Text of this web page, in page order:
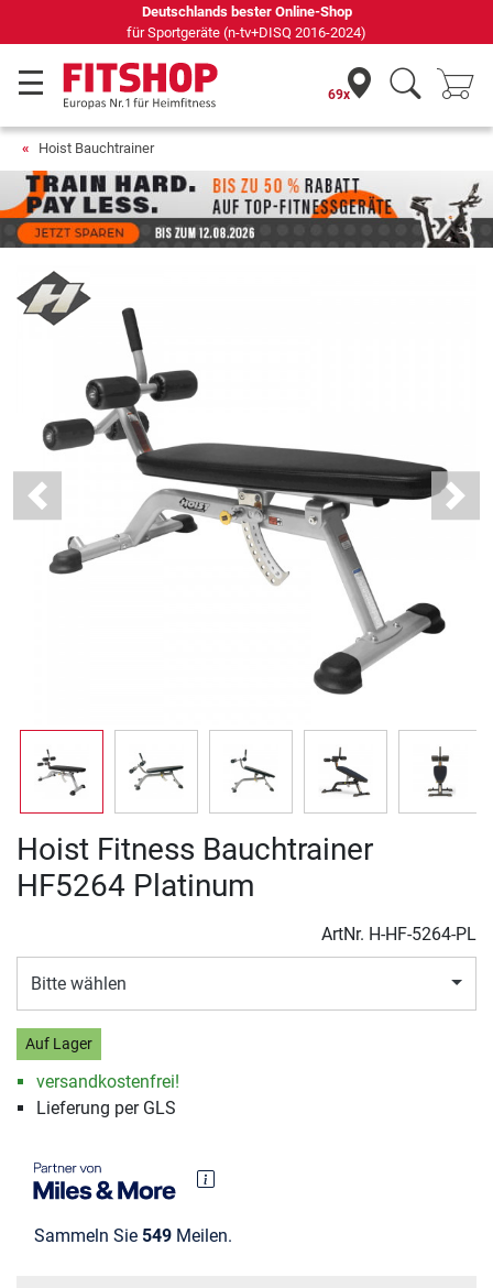
69 Fachmärkte vor Ort mit 75 eigenen Servicetechnikern
69x
Hoist Bauchtrainer
Previous Next
Hoist Fitness Bauchtrainer
HF5264 Platinum
ArtNr. H-HF-5264-PL
Bitte wählen
Auf Lager
versandkostenfrei!
Lieferung per GLS
Sammeln Sie 549 Meilen.